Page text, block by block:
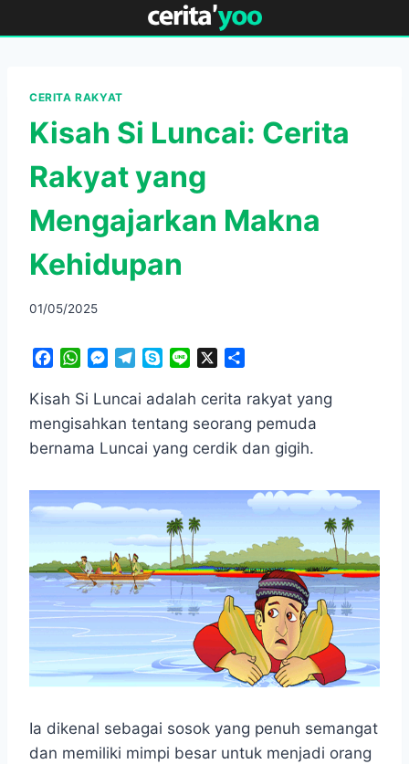
to
CERITA RAKYAT
Kisah Si Luncai: Cerita
Rakyat yang
Mengajarkan Makna
Kehidupan
01/05/2025
c
e
o
W
a
t
A
p
M
s
s
n
r
l
e
r
m
y
p
n
e
a
r
e
Kisah Si Luncai adalah cerita rakyat yang
mengisahkan tentang seorang pemuda
bernama Luncai yang cerdik dan gigih.
Ia dikenal sebagai sosok yang penuh semangat
dan memiliki mimpi besar untuk menjadi orang